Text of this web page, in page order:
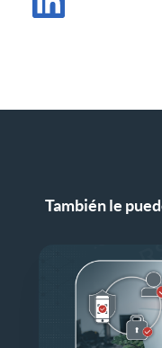
También le